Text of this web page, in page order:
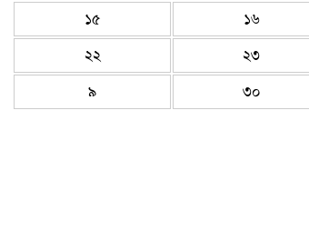
১৫
১৬
২২
২৩
৯
৩০